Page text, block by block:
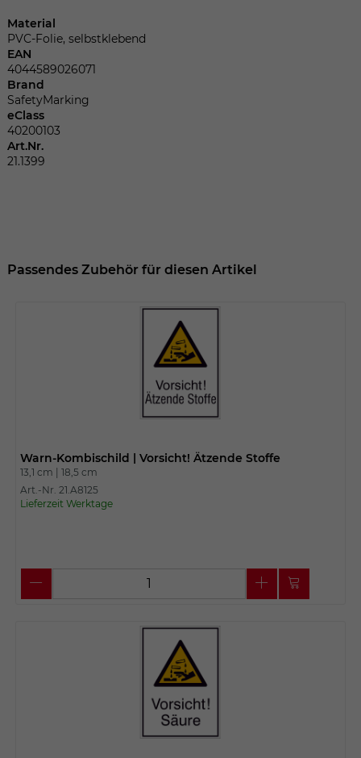
Material
PVC-Folie, selbstklebend
EAN
4044589026071
Brand
SafetyMarking
eClass
40200103
Art.Nr.
21.1399
Passendes Zubehör für diesen Artikel
Warn-Kombischild | Vorsicht! Ätzende Stoffe
13,1 cm | 18,5 cm
Art.-Nr. 21.A8125
Lieferzeit Werktage
Zweck
zufällig generierte ID, für die historische
Name
Zweck
der Webseite anmeldet. Dient zum